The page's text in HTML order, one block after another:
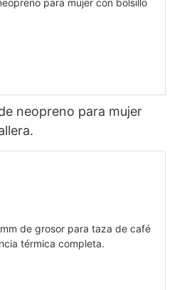
neopreno para mujer